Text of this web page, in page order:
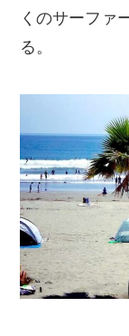
くのサーファ
る。